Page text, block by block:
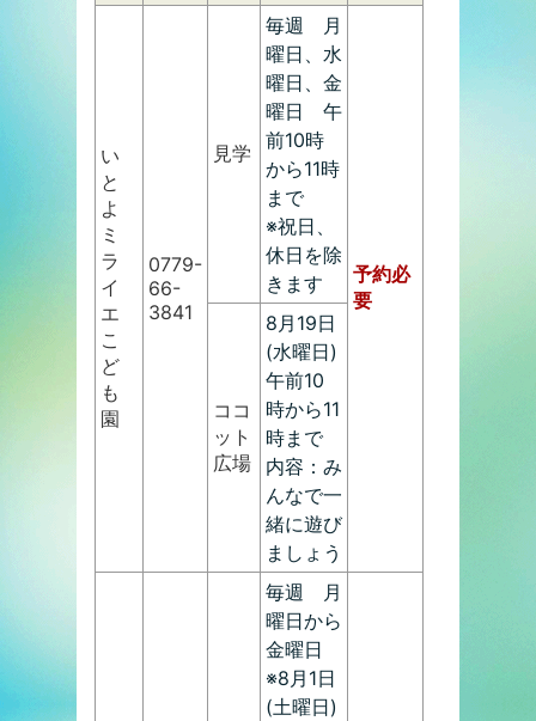
い
と
よ
ミ
ラ
イ
エ
こ
ど
も
園
0779-
66-
3841
見学
毎週 月
曜日、水
曜日、金
曜日 午
前10時
から11時
まで
※祝日、
休日を除
きます
予約必
要
ココ
ット
広場
8月19日
(水曜日)
午前10
時から11
時まで
内容：み
んなで一
緒に遊び
ましょう
毎週 月
曜日から
金曜日
※8月1日
(土曜日)